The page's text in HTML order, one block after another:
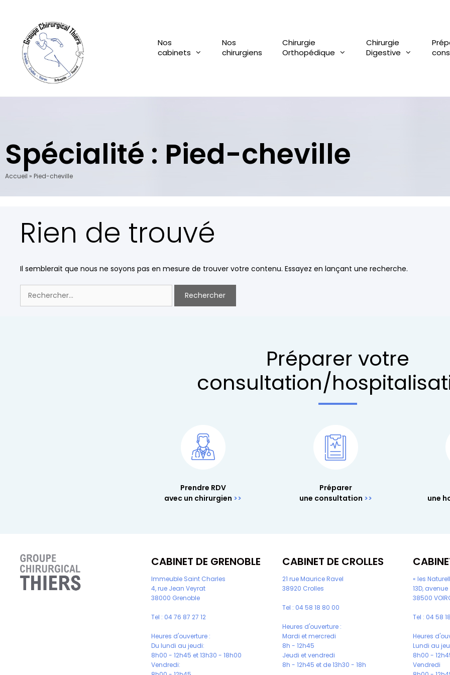
Nos
cabinets
Nos
chirurgiens
Chirurgie
Orthopédique
Chirurgie
Digestive
Spécialité : Pied-cheville
Accueil » Pied-cheville
Rien de trouvé
Il semblerait que nous ne soyons pas en mesure de trouver votre contenu. Essayez en lançant une recherche.
Préparer votre
consultation/
Prendre RDV
avec un chirurgien
Préparer
une consultation
une
CABINET DE GRENOBLE
Immeuble Saint Charles
4, rue Jean Veyrat
38000 Grenoble
Tel : 04 76 87 27 12
Heures d'ouverture :
Du lundi au jeudi:
8h00 - 12h45 et 13h30 - 18h00
Vendredi:
CABINET DE CROLLES
21 rue Maurice Ravel
38920 Crolles
Tel : 04 58 18 80 00
Heures d'ouverture :
Mardi et mercredi
8h - 12h45
Jeudi et vendredi
8h - 12h45 et de 13h30 - 18h
« les
13D,
38500
Tel : 04 58
Heures
Lundi au
8h00 -
Vendredi